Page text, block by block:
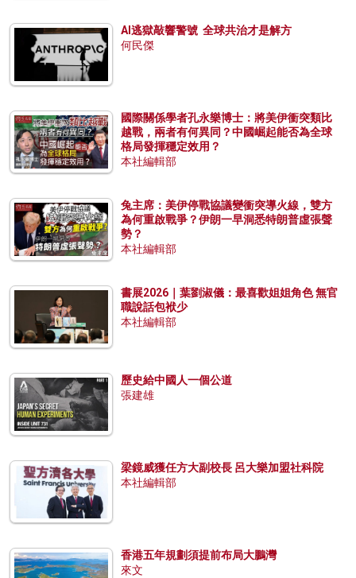
AI逃獄敲響警號 全球共治才是解方
何民傑
國際關係學者孔永樂博士：將美伊衝突類比
越戰，兩者有何異同？中國崛起能否為全球
格局發揮穩定效用？
本社編輯部
兔主席：美伊停戰協議變衝突導火線，雙方
為何重啟戰爭？伊朗一早洞悉特朗普虛張聲
勢？
本社編輯部
書展2026｜葉劉淑儀：最喜歡姐姐角色 無官
職說話包袱少
本社編輯部
歷史給中國人一個公道
張建雄
梁鏡威獲任方大副校長 呂大樂加盟社科院
本社編輯部
香港五年規劃須提前布局大鵬灣
來文